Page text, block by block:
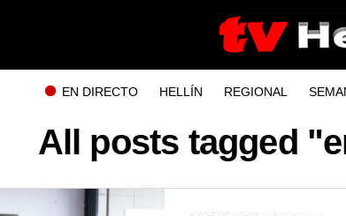
EN DIRECTO HELLÍN REGIONAL
All posts tagged